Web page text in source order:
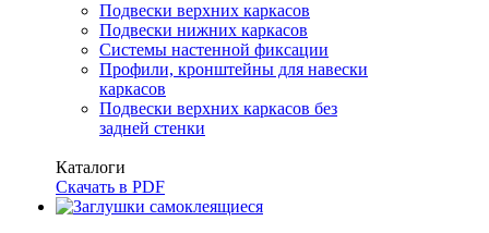
Подвески верхних каркасов
Подвески нижних каркасов
Системы настенной фиксации
Профили, кронштейны для навески
каркасов
Подвески верхних каркасов без
задней стенки
Каталоги
Скачать в PDF